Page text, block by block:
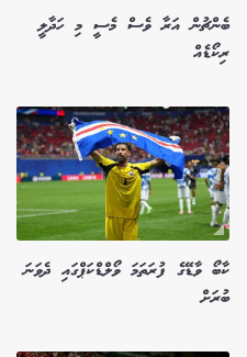
ބެންޗުން އަރާ ވެސް މެސީ މި ހަދާލީ
ރިކޯޑެއް
ކާބޯ ވާޑޭގެ ފުރަތަމަ ވޯލްޑްކަޕްގައި ދެވަނަ
ބުރަށް